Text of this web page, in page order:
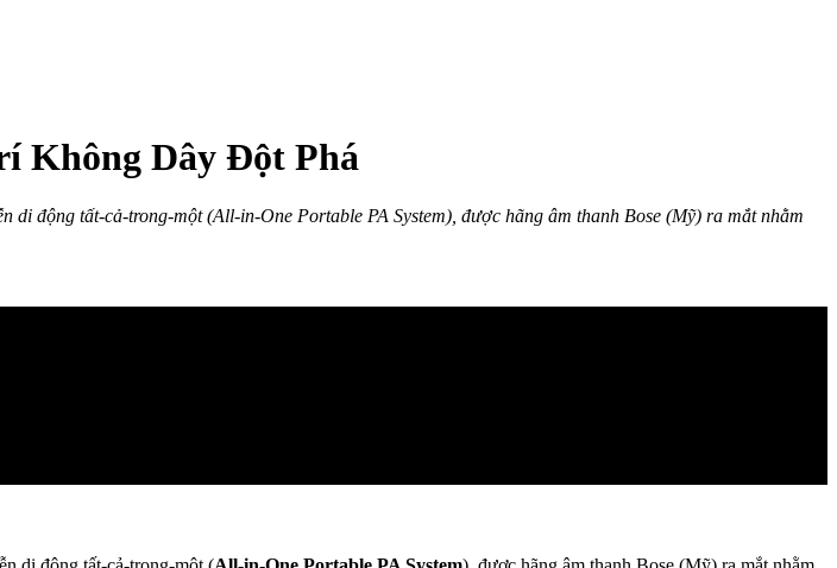
Không Dây Đột Phá
di động tất-cả-trong-một (All-in-One Portable PA System), được hãng âm thanh Bose (Mỹ) ra mắt nhằm